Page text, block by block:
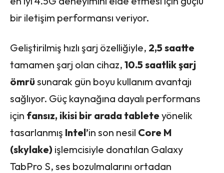
bir iletişim performansı veriyor.
Geliştirilmiş hızlı şarj özelliğiyle, 2,5 saatte
tamamen şarj olan cihaz, 10.5 saatlik şarj
ömrüsunarak gün boyu kullanım avantajı
sağlıyor. Güç kaynağına dayalı performans
için fansız, ikisi bir arada tablete yönelik
tasarlanmış Intel’in son nesil Core M
(skylake) işlemcisiyle donatılan Galaxy
TabPro S, ses bozulmalarını ortadan